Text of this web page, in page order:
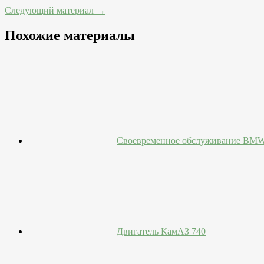
Следующий материал →
Похожие материалы
Своевременное обслуживание
Двигатель КамАЗ 740